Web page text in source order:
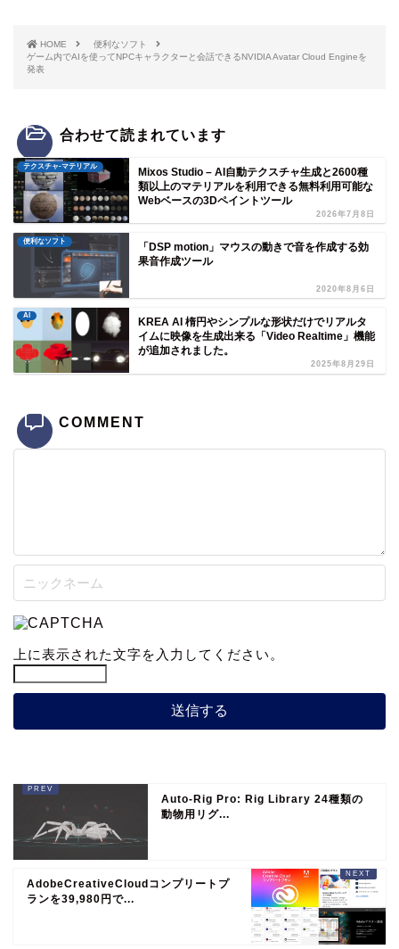
HOME
便利なソフト
ゲーム内でAIを使ってNPCキャラクターと会話できるNVIDIA Avatar Cloud Engineを
発表
合わせて読まれています
テクスチャ-マテリアル
Mixos Studio – AI自動テクスチャ生成と2600種
類以上のマテリアルを利用できる無料利用可能な
Webベースの3Dペイントツール
2026年7月8日
便利なソフト
「DSP motion」マウスの動きで音を作成する効
果音作成ツール
2020年8月6日
AI
KREA AI 楕円やシンプルな形状だけでリアルタ
イムに映像を生成出来る「Video Realtime」機能
が追加されました。
2025年8月29日
COMMENT
上に表示された文字を入力してください。
Auto-Rig Pro: Rig Library 24種類の
動物用リグ...
AdobeCreativeCloudコンプリートプ
ランを39,980円で...